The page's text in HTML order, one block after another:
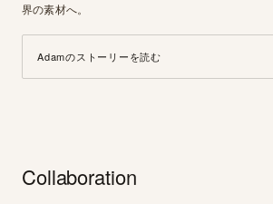
界の素材へ。
Adamのストーリーを読む
Collaboration